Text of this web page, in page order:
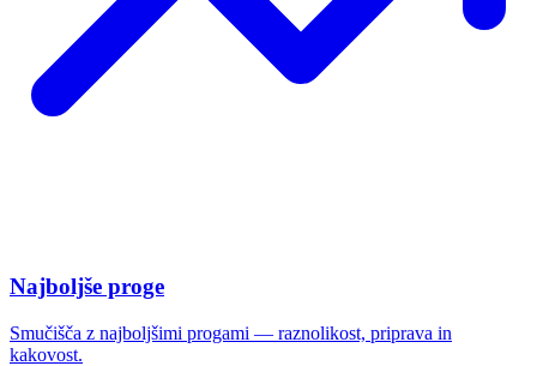
Najboljše proge
Smučišča z najboljšimi progami — raznolikost, priprava in
kakovost.